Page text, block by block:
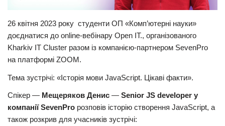
26 квітня 2023 року студенти ОП «Комп’ютерні науки»
доєднатися до online-вебінару Open IT., організованого
Kharkiv IT Cluster разом із компанією-партнером SevenPro
на платформі ZOOM.
Тема зустрічі: «Історія мови JavaScript. Цікаві факти».
Спікер — Мещеряков Денис — Senior JS developer у
компанії SevenPro розповів історію створення JavaScript, а
також розкрив для учасників зустрічі: